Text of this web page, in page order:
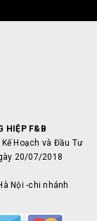
HIỆP F&B
Hoạch và Đầu Tư
20/07/2018
Nội -chi nhánh